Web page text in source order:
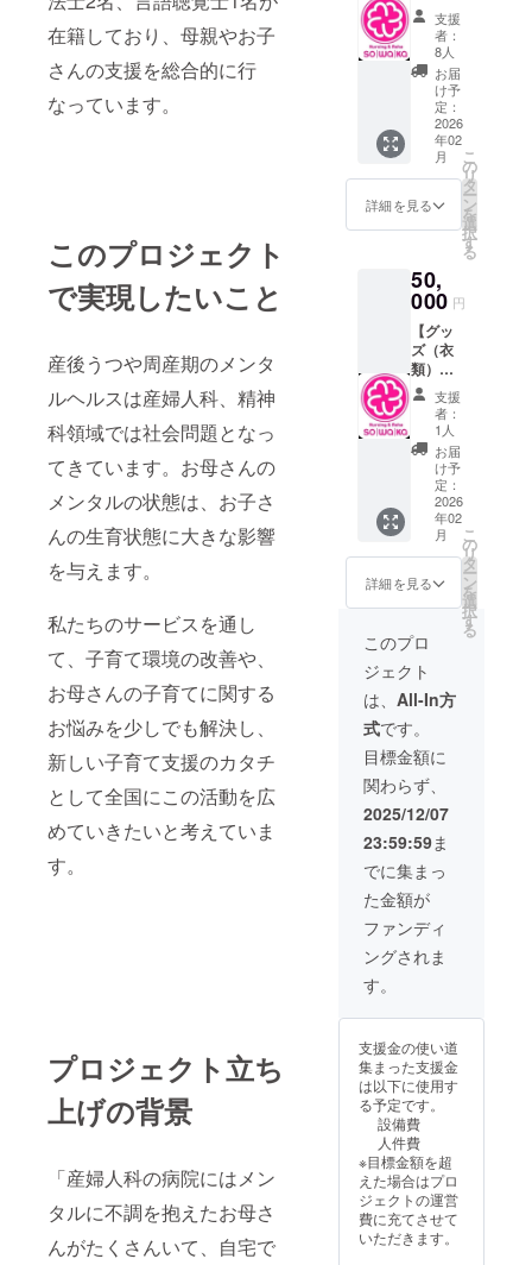
在籍しており、母親やお子
さんの支援を総合的に行
なっています。
このプロジェクト
で実現したいこと
産後うつや周産期のメンタ
ルヘルスは産婦人科、精神
科領域では社会問題となっ
てきています。お母さんの
メンタルの状態は、お子さ
んの生育状態に大きな影響
を与えます。
私たちのサービスを通し
て、子育て環境の改善や、
お母さんの子育てに関する
お悩みを少しでも解決し、
新しい子育て支援のカタチ
として全国にこの活動を広
めていきたいと考えていま
す。
プロジェクト立ち
上げの背景
「産婦人科の病院にはメン
タルに不調を抱えたお母さ
んがたくさんいて、自宅で
Aロゴを
デザイ
ンした
缶バッ
ジを提
供しま
す。 ・
数量：1
点 ・サ
イズ：
約３cm
支援
者：
8人
お届
け予
定：
2026
年02
月
詳細を見る
こ
の
リ
タ
ー
ン
を
選
択
す
る
50,
000 円
【グッ
ズ（衣
類）】
SOWAK
Aロゴを
デザイ
ンしたT
シャツ
を提供
しま
す。 ・
サイズ
展開：
S, M, L
・カ
ラー展
開：赤,
青，グ
リー
ン，紺
支援
者：
1人
お届
け予
定：
2026
年02
月
詳細を見る
こ
の
リ
タ
ー
ン
を
選
択
す
る
このプロ
ジェクト
は、 All-In方
式です。
目標金額に
関わらず、
2025/12/07
23:59:59ま
でに集まっ
た金額が
ファンディ
ングされま
す。
支援金の使い道
集まった支援金
は以下に使用す
る予定です。
設備費
人件費
※目標金額を超
えた場合はプロ
ジェクトの運営
費に充てさせて
いただきます。